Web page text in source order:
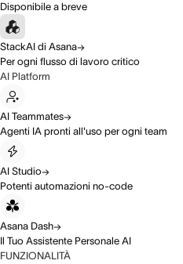
Disponibile a breve
StackAI di Asana
Per ogni flusso di lavoro critico
AI Platform
AI Teammates
Agenti IA pronti all'uso per ogni team
AI Studio
Potenti automazioni no-code
Asana Dash
Il Tuo Assistente Personale AI
FUNZIONALITÀ